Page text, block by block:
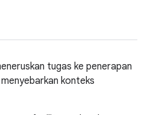
tugas ke penerapan
konteks